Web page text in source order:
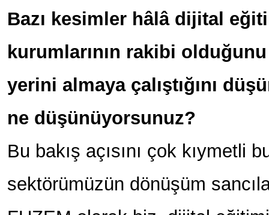
Bazı kesimler hâlâ dijital
kurumlarının rakibi
yerini almaya çalıştığını
ne düşünüyorsunuz?
Bu bakış açısını çok kıymetli
sektörümüzün dönüşüm